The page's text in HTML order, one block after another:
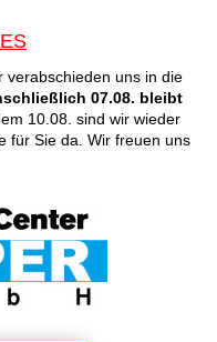
verabschieden uns in die
07.08. bleibt
10.08. sind wir wieder
für Sie da. Wir freuen uns